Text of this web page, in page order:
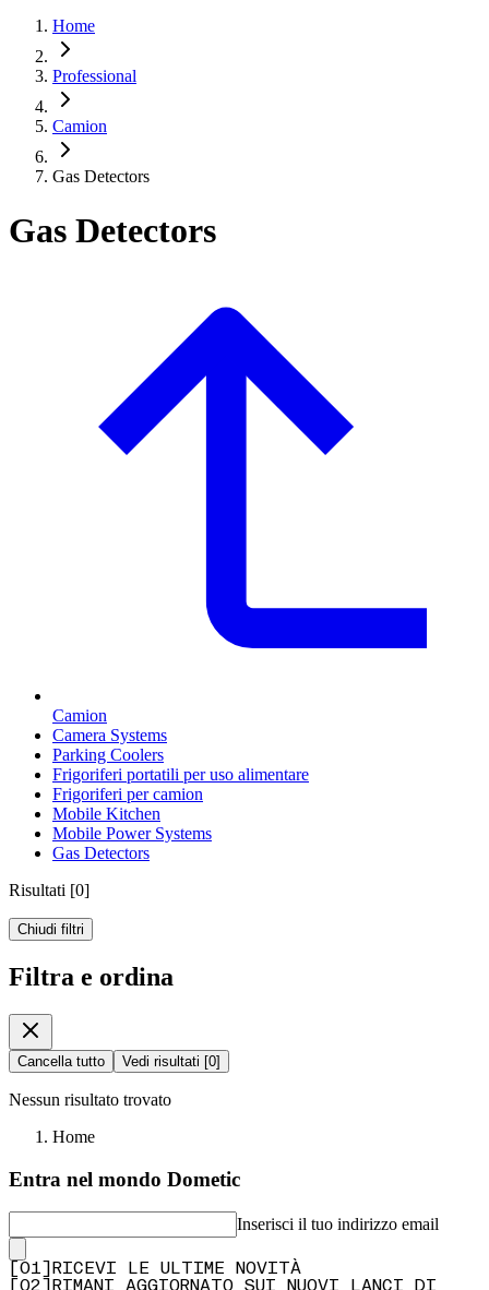
Home
Professional
Camion
Gas Detectors
Gas Detectors
Camion
Camera Systems
Parking Coolers
Frigoriferi portatili per uso alimentare
Frigoriferi per camion
Mobile Kitchen
Mobile Power Systems
Gas Detectors
Risultati [0]
Chiudi filtri
Filtra e ordina
Cancella tutto Vedi risultati [0]
Nessun risultato trovato
Home
Entra nel mondo Dometic
Inserisci il tuo indirizzo email
01
RICEVI LE ULTIME NOVITÀ